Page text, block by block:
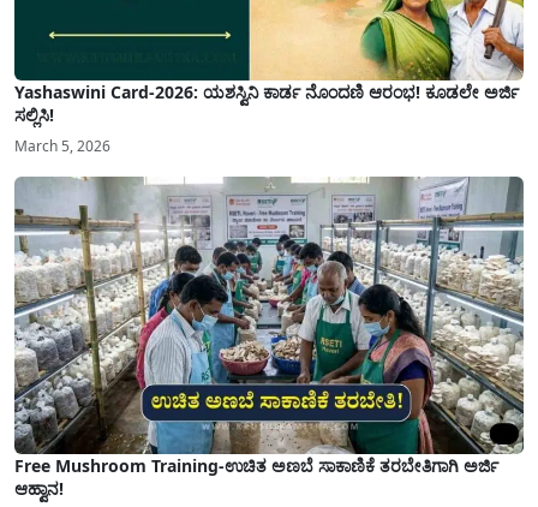
Yashaswini Card-2026: ಯಶಸ್ವಿನಿ ಕಾರ್ಡ ನೊಂದಣಿ ಆರಂಭ! ಕೂಡಲೇ ಅರ್ಜಿ
ಸಲ್ಲಿಸಿ!
March 5, 2026
Free Mushroom Training-ಉಚಿತ ಅಣಬೆ ಸಾಕಾಣಿಕೆ ತರಬೇತಿಗಾಗಿ ಅರ್ಜಿ
ಆಹ್ವಾನ!